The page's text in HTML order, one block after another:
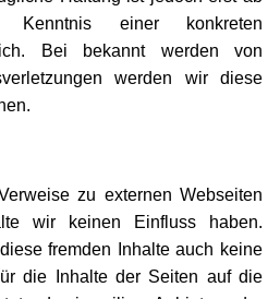
einer konkreten
Bei bekannt werden von
werden wir diese
zu externen Webseiten
wir keinen Einfluss haben.
fremden Inhalte auch keine
die Inhalte der Seiten auf die